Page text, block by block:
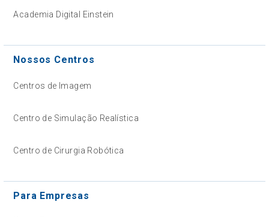
Academia Digital Einstein
Nossos Centros
Centros de Imagem
Centro de Simulação Realística
Centro de Cirurgia Robótica
Para Empresas